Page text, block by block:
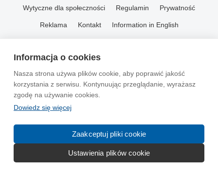
Informacja o cookies
Nasza strona używa plików cookie, aby poprawić jakość
korzystania z serwisu. Kontynuując przeglądanie, wyrażasz
zgodę na używanie cookies.
Dowiedz się więcej
Zaakceptuj pliki cookie
Ustawienia plików cookie
Wytyczne dla społeczności Regulamin Prywatność
Reklama Kontakt Information in English